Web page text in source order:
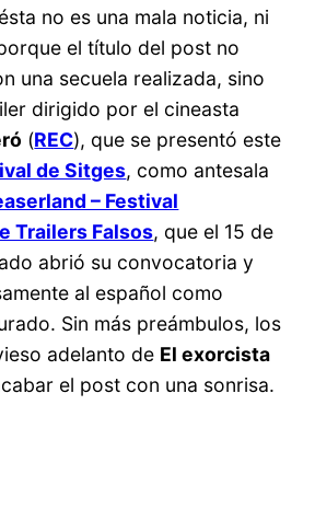
no es una mala noticia, ni
el título del post no
una secuela realizada, sino
dirigido por el cineasta
(REC), que se presentó este
de Sitges, como antesala
– Festival
Trailers Falsos, que el 15 de
abrió su convocatoria y
al español como
Sin más preámbulos, los
adelanto de El exorcista
el post con una sonrisa.